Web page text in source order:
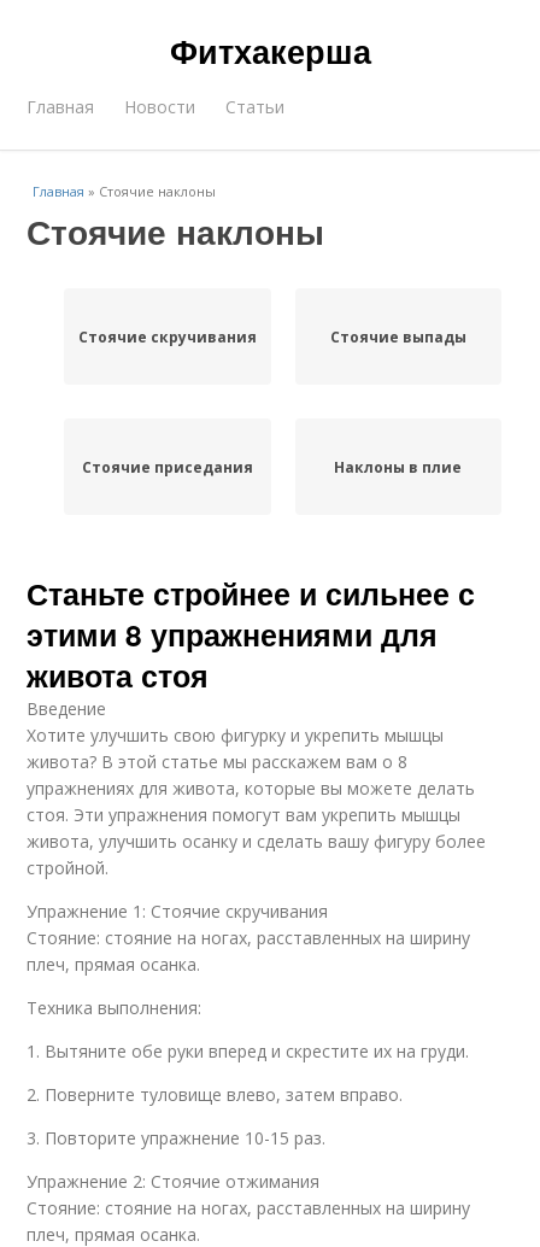
Фитхакерша
Главная Новости Статьи
Главная » Стоячие наклоны
Стоячие наклоны
Стоячие скручивания Стоячие выпады
Стоячие приседания Наклоны в плие
Станьте стройнее и сильнее с
этими 8 упражнениями для
живота стоя
Введение
Хотите улучшить свою фигурку и укрепить мышцы
живота? В этой статье мы расскажем вам о 8
упражнениях для живота, которые вы можете делать
стоя. Эти упражнения помогут вам укрепить мышцы
живота, улучшить осанку и сделать вашу фигуру более
стройной.
Упражнение 1: Стоячие скручивания
Стояние: стояние на ногах, расставленных на ширину
плеч, прямая осанка.
Техника выполнения:
1. Вытяните обе руки вперед и скрестите их на груди.
2. Поверните туловище влево, затем вправо.
3. Повторите упражнение 10-15 раз.
Упражнение 2: Стоячие отжимания
Стояние: стояние на ногах, расставленных на ширину
плеч, прямая осанка.